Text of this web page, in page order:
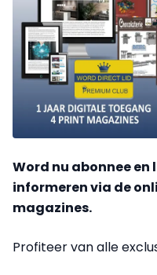
Word nu abonnee
informeren via de
magazines.
Profiteer van alle